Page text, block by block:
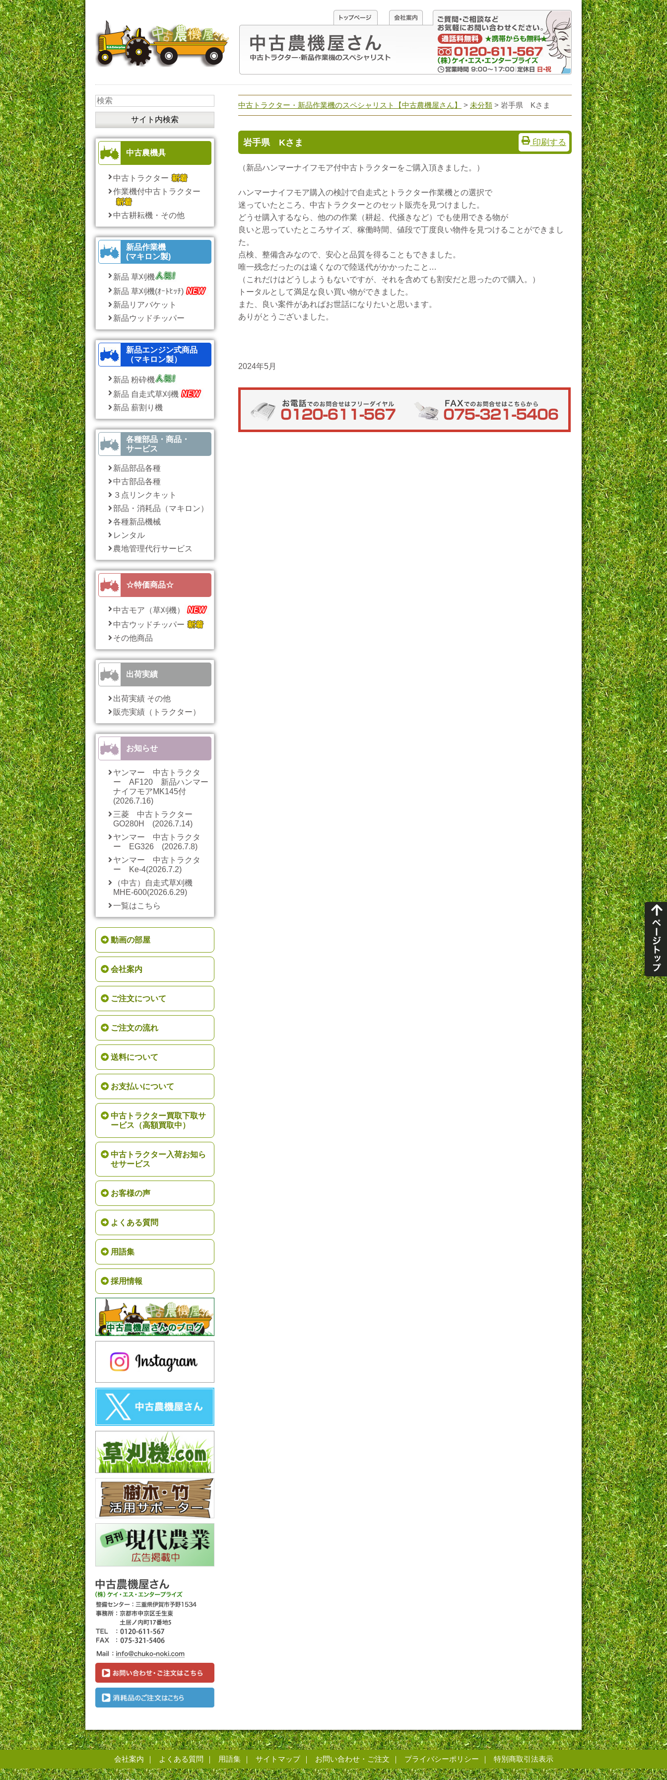
中古農機具
中古トラクター
作業機付中古トラクター
中古耕耘機・その他
新品作業機
(マキロン製)
新品 草刈機
新品 草刈機(ｵｰﾄﾋｯﾁ)
新品リアバケット
新品ウッドチッパー
新品エンジン式商品
（マキロン製）
新品 粉砕機
新品 自走式草刈機
新品 薪割り機
各種部品・商品・
サービス
新品部品各種
中古部品各種
３点リンクキット
部品・消耗品（マキロン）
各種新品機械
レンタル
農地管理代行サービス
☆特価商品☆
中古モア（草刈機）
中古ウッドチッパー
その他商品
出荷実績
出荷実績 その他
販売実績（トラクター）
お知らせ
ヤンマー 中古トラクタ
ー AF120 新品ハンマー
ナイフモアMK145付
(2026.7.16)
三菱 中古トラクター
GO280H (2026.7.14)
ヤンマー 中古トラクタ
ー EG326 (2026.7.8)
ヤンマー 中古トラクタ
ー Ke-4(2026.7.2)
（中古）自走式草刈機
MHE-600(2026.6.29)
一覧はこちら
動画の部屋
会社案内
ご注文について
ご注文の流れ
送料について
お支払いについて
中古トラクター買取下取サ
ービス（高額買取中）
中古トラクター入荷お知ら
せサービス
お客様の声
よくある質問
用語集
採用情報
中古トラクター・新品作業機のスペシャリスト【中古農機屋さん】 > 未分類 > 岩手県 Kさま
岩手県 Kさま 印刷する
（新品ハンマーナイフモア付中古トラクターをご購入頂きました。）
ハンマーナイフモア購入の検討で自走式とトラクター作業機との選択で
迷っていたところ、中古トラクターとのセット販売を見つけました。
どうせ購入するなら、他のの作業（耕起、代掻きなど）でも使用できる物が
良いと思っていたところサイズ、稼働時間、値段で丁度良い物件を見つけることができまし
た。
点検、整備含みなので、安心と品質を得ることもできました。
唯一残念だったのは遠くなので陸送代がかかったこと…
（これだけはどうしようもないですが、それを含めても割安だと思ったので購入。）
トータルとして満足な良い買い物ができました。
また、良い案件があればお世話になりたいと思います。
ありがとうございました。
2024年5月
会社案内 よくある質問 用語集 サイトマップ お問い合わせ・ご注文 プライバシーポリシー 特別商取引法表示